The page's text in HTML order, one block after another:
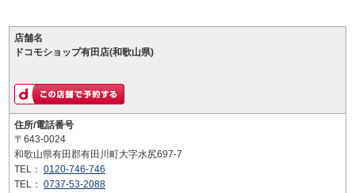
店舗名
ドコモショップ有田店(和歌山県)
住所/電話番号
〒643-0024
和歌山県有田郡有田川町大字水尻697-7
TEL： 0120-746-746
TEL： 0737-53-2088